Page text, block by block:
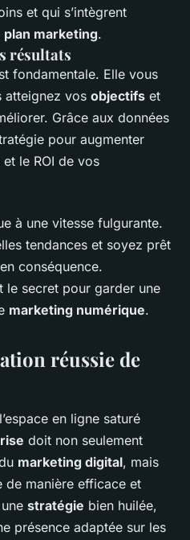
et qui s’intègrent
plan marketing.
résultats
fondamentale. Elle vous
atteignez vos objectifs et
Grâce aux données
pour augmenter
le ROI de vos
à une vitesse fulgurante.
tendances et soyez prêt
conséquence.
le secret pour garder une
marketing numérique.
réussie de
en ligne saturé
doit non seulement
marketing digital, mais
manière efficace et
stratégie bien huilée,
présence adaptée sur les